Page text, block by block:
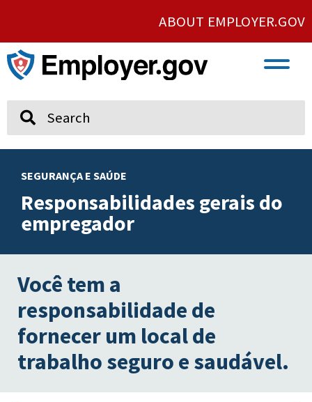
ABOUT EMPLOYER.GOV
SEGURANÇA E SAÚDE
Responsabilidades gerais do
empregador
Você tem a
responsabilidade de
fornecer um local de
trabalho seguro e saudável.